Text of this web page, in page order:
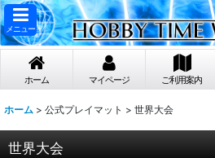
メニュー
ホーム マイページ ご利用案内
ホーム > 公式プレイマット > 世界大会
世界大会